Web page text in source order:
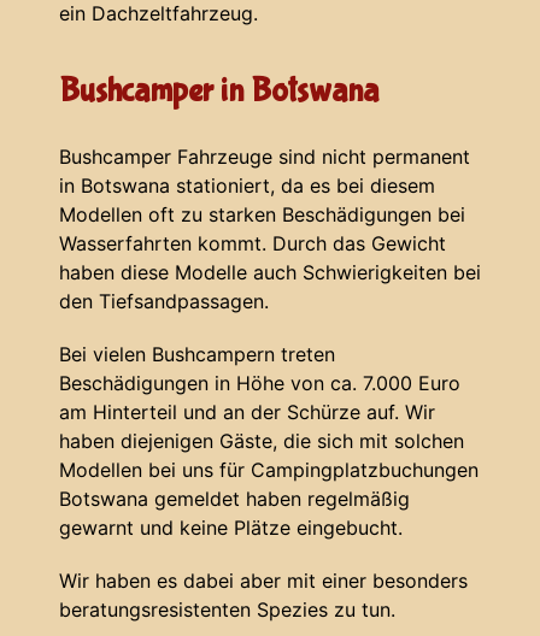
ein Dachzeltfahrzeug.
Bushcamper in Botswana
Bushcamper Fahrzeuge sind nicht permanent
in Botswana stationiert, da es bei diesem
Modellen oft zu starken Beschädigungen bei
Wasserfahrten kommt. Durch das Gewicht
haben diese Modelle auch Schwierigkeiten bei
den Tiefsandpassagen.
Bei vielen Bushcampern treten
Beschädigungen in Höhe von ca. 7.000 Euro
am Hinterteil und an der Schürze auf. Wir
haben diejenigen Gäste, die sich mit solchen
Modellen bei uns für Campingplatzbuchungen
Botswana gemeldet haben regelmäßig
gewarnt und keine Plätze eingebucht.
Wir haben es dabei aber mit einer besonders
beratungsresistenten Spezies zu tun.